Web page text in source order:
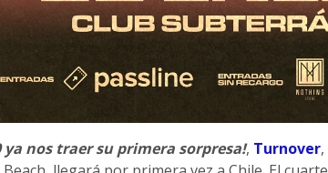
ya nos traer su primera sorpresa!, Turnover,